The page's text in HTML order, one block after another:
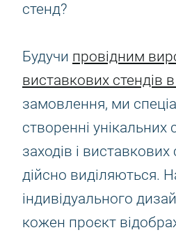
стенд?
Будучи провідним
виставкових стендів
замовлення, ми
створенні унікальних
заходів і виставкових
дійсно виділяються.
індивідуального
кожен проєкт